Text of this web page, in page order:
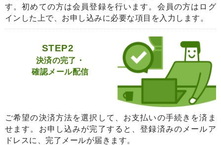
す。初めての方は会員登録を行います。会員の方はログ
インした上で、お申し込みに必要な項目を入力します。
STEP2
決済の完了・
確認メール配信
ご希望の決済方法を選択して、お支払いの手続きを済ま
せます。お申し込みが完了すると、登録済みのメールア
ドレスに、完了メールが届きます。